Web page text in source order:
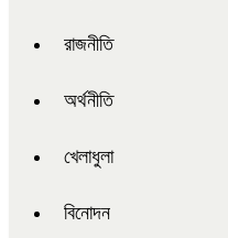
রাজনীতি
অর্থনীতি
খেলাধুলা
বিনোদন